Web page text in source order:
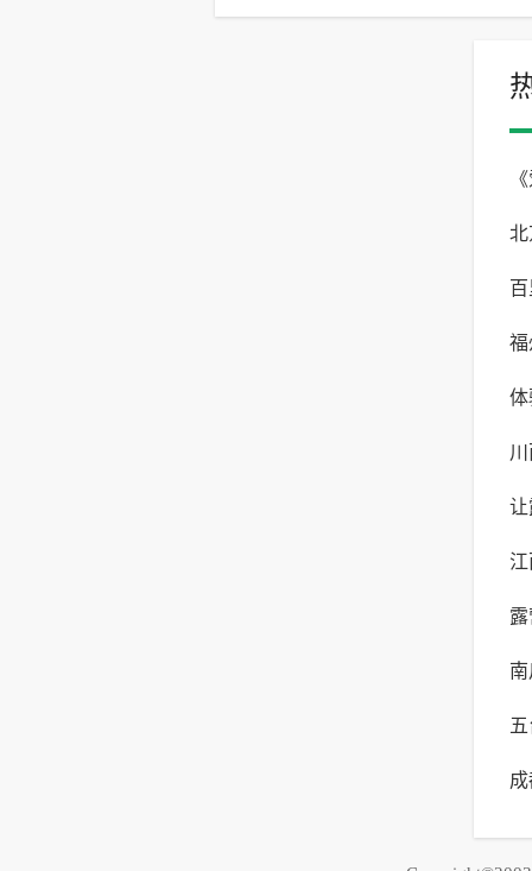
自
北
验
福
体
露
险
让
最
荐
之